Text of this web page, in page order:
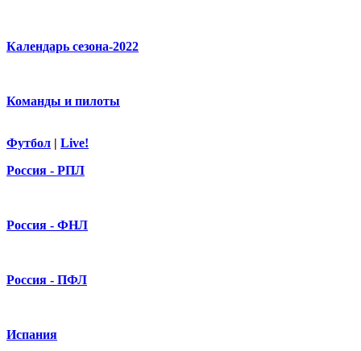
Календарь сезона-2022
Команды и пилоты
Футбол | Live!
Россия - РПЛ
Россия - ФНЛ
Россия - ПФЛ
Испания